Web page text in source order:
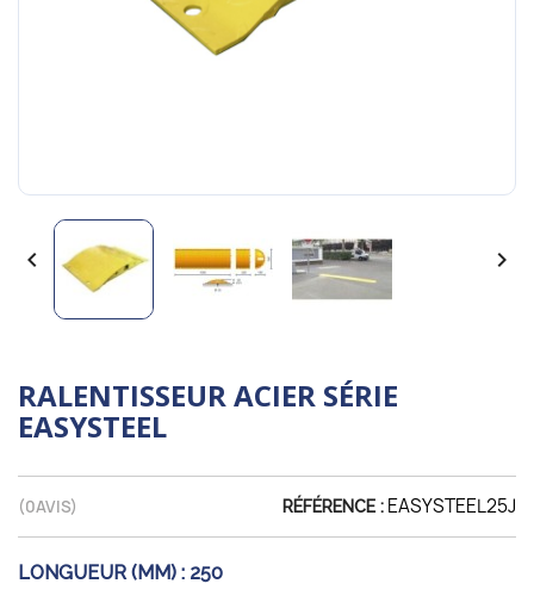
 
RALENTISSEUR ACIER SÉRIE
EASYSTEEL
(0AVIS) RÉFÉRENCE : EASYSTEEL25J
LONGUEUR (MM) : 250